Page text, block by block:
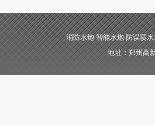
消防水炮 智能水炮 防误喷
地址：郑州高